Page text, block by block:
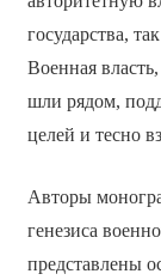
государства,
Военная
шли рядом,
целей и тесно
Авторы
генезиса
представлены